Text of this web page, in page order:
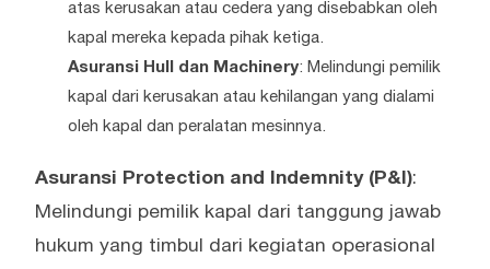
atas kerusakan atau cedera yang disebabkan oleh
kapal mereka kepada pihak ketiga.
Asuransi Hull dan Machinery: Melindungi pemilik
kapal dari kerusakan atau kehilangan yang dialami
oleh kapal dan peralatan mesinnya.
Asuransi Protection and Indemnity (P&I):
Melindungi pemilik kapal dari tanggung jawab
hukum yang timbul dari kegiatan operasional